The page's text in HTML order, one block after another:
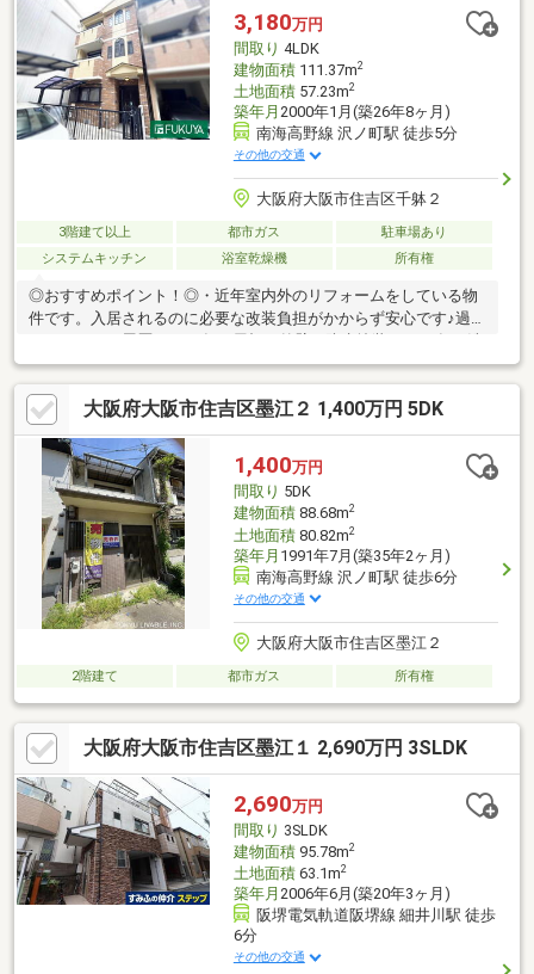
学校 640m■肉のハナマサ千躰店 220m■スギドラッグ南住吉店
650m■物件の詳細は石川までお願いします。
3,180万円
間取り 4LDK
建物面積111.37m2
土地面積57.23m2
築年月 2000年1月(築26年8ヶ月)
南海高野線 沢ノ町駅 徒歩5分
その他の交通
大阪府大阪市住吉区千躰２
3階建て以上 都市ガス
駐車場あり
システムキッチン
浴室乾燥機 所有権
◎おすすめポイント！◎・近年室内外のリフォームをしている物
件です。入居されるのに必要な改装負担がかからず安心です♪過去
面化粧台交換 2022年 インプラス追加工事 2023年 システム
キッチン・給湯器交換・全居室に収納完備のため、間取りの広さ
を最大限ご活用いただけます。・現在、玄関前スペースには門扉
や物置が設置されておりますが、改装して駐車スペースとしても
ご利用いただけます。（改装見積り有り 税込20万円）
大阪府大阪市住吉区墨江２ 1,400万円 5DK
1,400万円
間取り 5DK
建物面積88.68m2
土地面積80.82m2
築年月 1991年7月(築35年2ヶ月)
南海高野線 沢ノ町駅 徒歩6分
その他の交通
大阪府大阪市住吉区墨江２
2階建て 都市ガス 所有権
大阪府大阪市住吉区墨江１ 2,690万円 3SLDK
2,690万円
間取り 3SLDK
建物面積95.78m2
土地面積63.1m2
築年月 2006年6月(築20年3ヶ月)
阪堺電気軌道阪堺線 細井川駅 徒歩
6分
その他の交通